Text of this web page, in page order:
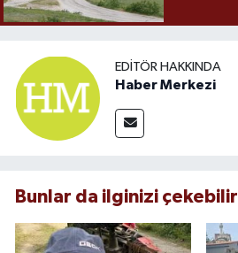
EDITÖR HAKKINDA
Haber Merkezi
Bunlar da ilginizi çekebilir